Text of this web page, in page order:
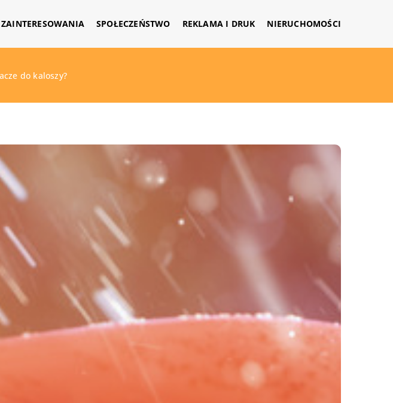
SPOŁECZEŃSTWO REKLAMA I DRUK NIERUCHOMOŚCI
do kaloszy?